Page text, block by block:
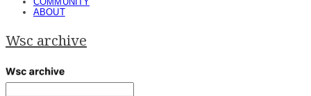
ABOUT
Wsc archive